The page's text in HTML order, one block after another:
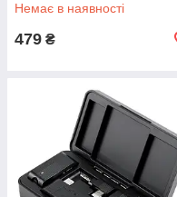
Немає в наявності
479 ₴